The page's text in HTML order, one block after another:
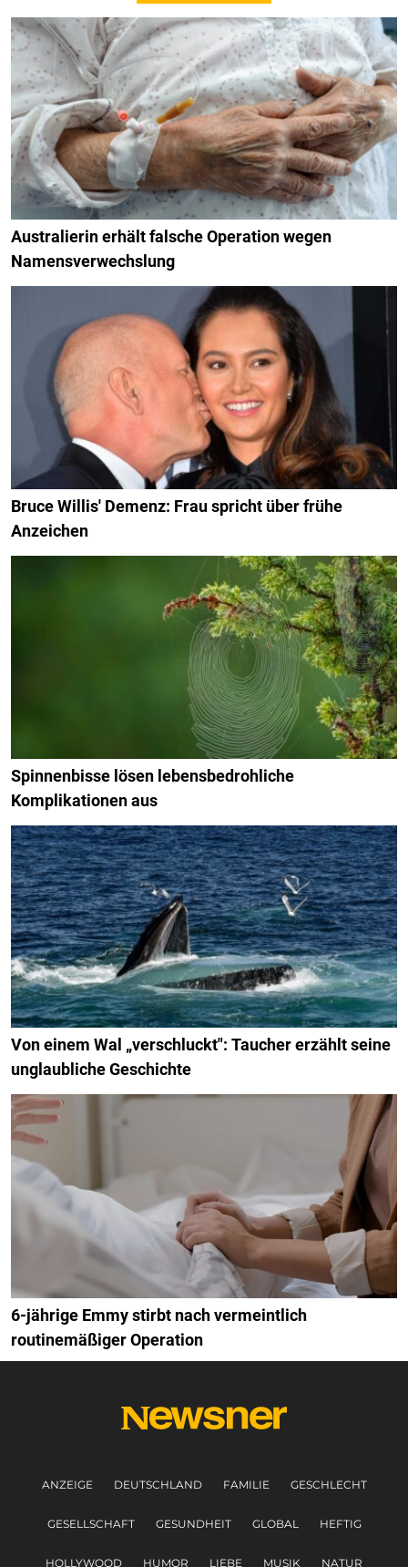
Australierin erhält falsche Operation wegen
Namensverwechslung
Bruce Willis' Demenz: Frau spricht über frühe
Anzeichen
Spinnenbisse lösen lebensbedrohliche
Komplikationen aus
Von einem Wal „verschluckt": Taucher erzählt seine
unglaubliche Geschichte
6-jährige Emmy stirbt nach vermeintlich
routinemäßiger Operation
ANZEIGE DEUTSCHLAND FAMILIE GESCHLECHT
GESELLSCHAFT GESUNDHEIT GLOBAL HEFTIG
HOLLYWOOD HUMOR LIEBE MUSIK NATUR